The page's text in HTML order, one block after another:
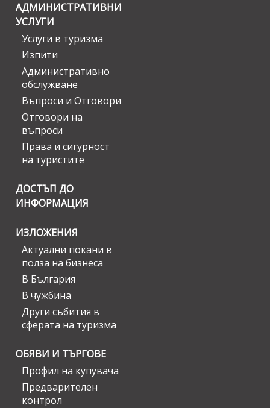
АДМИНИСТРАТИВНИ
УСЛУГИ
Услуги в туризма
Изпити
Административно
обслужване
Въпроси и Отговори
Отговори на
въпроси
Права и сигурност
на туристите
ДОСТЪП ДО
ИНФОРМАЦИЯ
ИЗЛОЖЕНИЯ
Актуални покани в
полза на бизнеса
В България
В чужбина
Други събития в
сферата на туризма
ОБЯВИ И ТЪРГОВЕ
Профил на купувача
Предварителен
контрол